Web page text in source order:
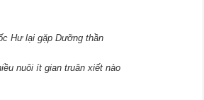
Hư lại gặp Dưỡng thần
nuôi ít gian truân xiết nào